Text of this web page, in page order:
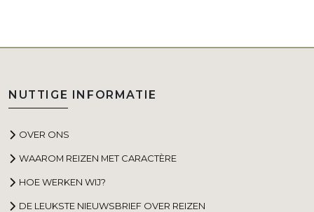
NUTTIGE INFORMATIE
OVER ONS
WAAROM REIZEN MET CARACTÈRE
HOE WERKEN WIJ?
DE LEUKSTE NIEUWSBRIEF OVER REIZEN